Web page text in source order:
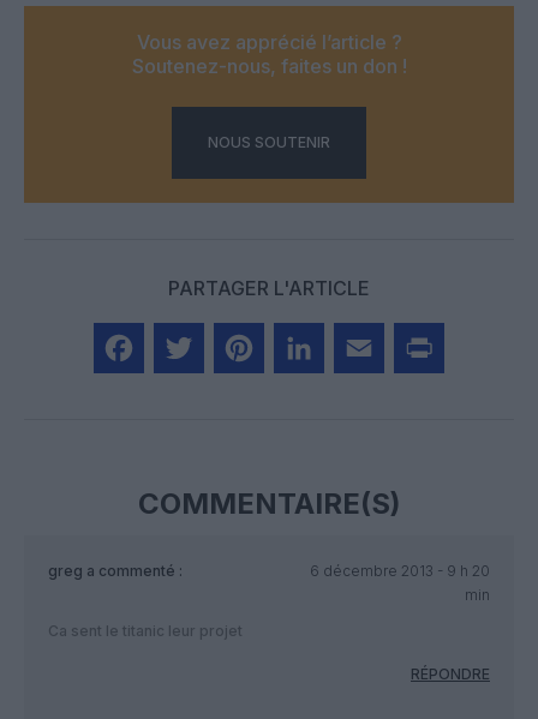
Vous avez apprécié l’article ?
Soutenez-nous, faites un don !
NOUS SOUTENIR
PARTAGER L'ARTICLE
COMMENTAIRE(S)
greg a commenté :
6 décembre 2013 - 9 h 20
min
Ca sent le titanic leur projet
RÉPONDRE